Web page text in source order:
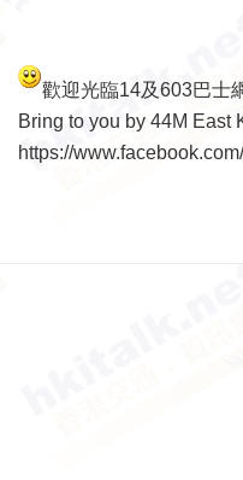
歡迎光臨14及603巴士
Bring to you by 44M East
https://